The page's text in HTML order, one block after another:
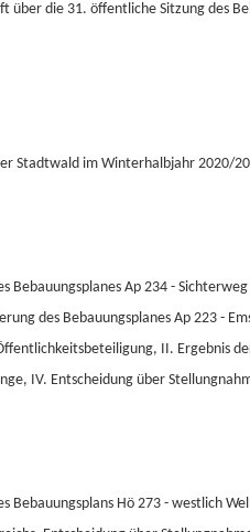
über die 31. öffentliche Sitzung des
Stadtwald im Winterhalbjahr 2020/
Bebauungsplanes Ap 234 -
des Bebauungsplanes Ap 223 -
II. Ergebnis
IV. Entscheidung über
Bebauungsplans Hö 273 - westlich